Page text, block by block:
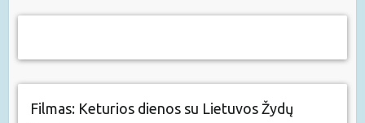
Filmas: Keturios dienos su Lietuvos Žydų